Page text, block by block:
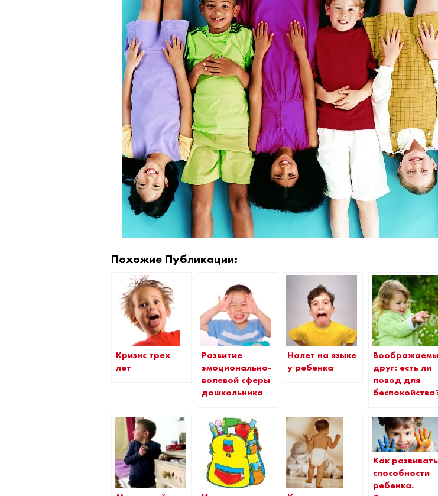
Похожие Публикации:
Кризис трех
лет
Развитие
эмоционально-
волевой сферы
дошкольника
Налет на языке
у ребенка
друг: есть ли
повод для
Как развивать
способности
ребенка.